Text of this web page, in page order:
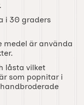
i 30 graders
medel är använda
låsta vilket
som popnitar i